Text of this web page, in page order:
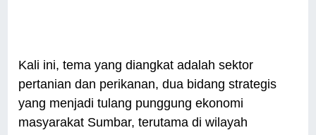
Kali ini, tema yang diangkat adalah sektor
pertanian dan perikanan, dua bidang strategis
yang menjadi tulang punggung ekonomi
masyarakat Sumbar, terutama di wilayah